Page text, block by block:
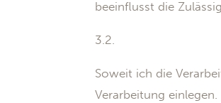
beeinflusst die
3.2.
Soweit ich die
Verarbeitung